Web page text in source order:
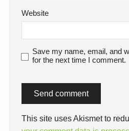
Website
Save my name, email, and
for the next time I comment.
This site uses Akismet to